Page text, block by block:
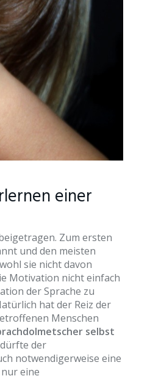
einer
Zum ersten
und den meisten
sie nicht davon
Motivation nicht einfach
der Sprache zu
hat der Reiz der
Menschen
selbst
der
notwendigerweise eine
eine